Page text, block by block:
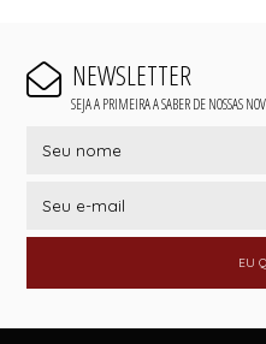
NEWSLETTER
SEJA A PRIMEIRA A SABER DE NOSSAS
EU